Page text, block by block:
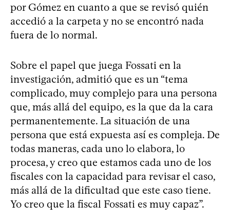
por Gómez en cuanto a que se revisó quién
accedió a la carpeta y no se encontró nada
fuera de lo normal.
Sobre el papel que juega Fossati en la
investigación, admitió que es un “tema
complicado, muy complejo para una persona
que, más allá del equipo, es la que da la cara
permanentemente. La situación de una
persona que está expuesta así es compleja. De
todas maneras, cada uno lo elabora, lo
procesa, y creo que estamos cada uno de los
fiscales con la capacidad para revisar el caso,
más allá de la dificultad que este caso tiene.
Yo creo que la fiscal Fossati es muy capaz”.